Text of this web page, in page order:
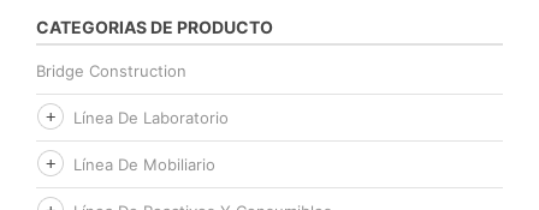
CATEGORIAS DE PRODUCTO
Bridge Construction
Línea De Laboratorio
Línea De Mobiliario